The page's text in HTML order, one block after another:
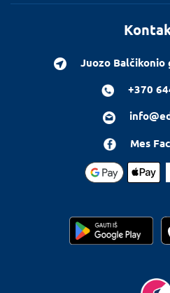
Juozo Balčikonio
+370
Mes